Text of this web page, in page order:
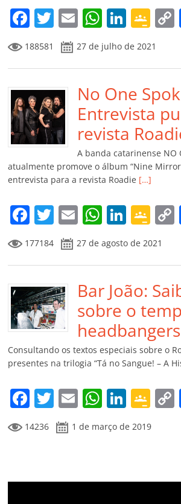
m
F
a
c
e
b
o
o
k
T
w
itt
er
E
m
ai
l
W
h
at
s
A
p
p
Li
n
k
e
dI
n
G
o
o
gl
e
Cl
a
ss
ro
o
m
188581 27 de julho de 2021
No One
Entrevista
revista
A banda catarinense NO
atualmente promove o álbum “Nine
entrevista para a revista Roadie […]
F
a
c
e
b
o
o
k
T
w
itt
er
E
m
ai
l
W
at
s
A
p
p
Li
n
k
e
dI
n
G
o
o
gl
e
Cl
a
ss
ro
o
m
177184 27 de agosto de 2021
Bar João:
sobre o
Consultando os textos especiais sobre o
presentes na trilogia “Tá no Sangue! – A
F
a
c
b
T
w
itt
E
m
ai
W
at
A
Li
n
k
dI
G
o
o
e
14236 1 de março de 2019